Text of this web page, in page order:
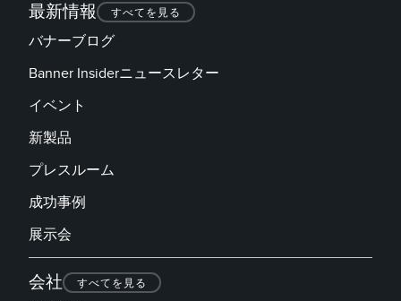
最新情報 すべてを見る
バナーブログ
Banner Insiderニュースレター
イベント
新製品
プレスルーム
成功事例
展示会
会社 すべてを見る